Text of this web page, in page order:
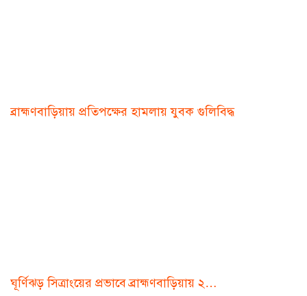
ব্রাহ্মণবাড়িয়ায় প্রতিপক্ষের হামলায় যুবক গুলিবিদ্ধ
ঘূর্ণিঝড় সিত্রাংয়ের প্রভাবে ব্রাহ্মণবাড়িয়ায় ২…